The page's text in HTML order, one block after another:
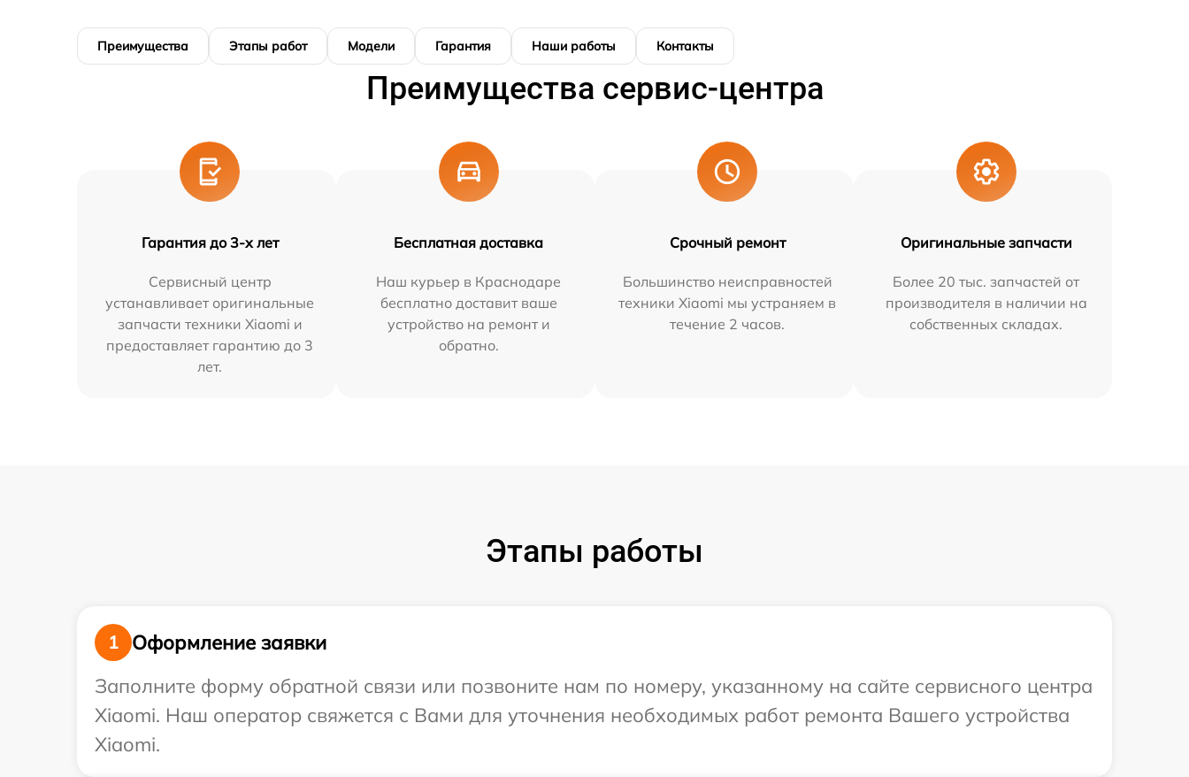
Преимущества Этапы работ Модели Гарантия Наши работы Контакты
Преимущества сервис-центра
Гарантия до 3-х лет
Сервисный центр
устанавливает оригинальные
запчасти техники Xiaomi и
предоставляет гарантию до 3
лет.
Бесплатная доставка
Наш курьер в Краснодаре
бесплатно доставит ваше
устройство на ремонт и
обратно.
Срочный ремонт
Большинство неисправностей
техники Xiaomi мы устраняем в
течение 2 часов.
Оригинальные запчасти
Более 20 тыс. запчастей от
производителя в наличии на
собственных складах.
Этапы работы
1
Оформление заявки
Заполните форму обратной связи или позвоните нам по номеру, указанному на сайте сервисного центра
Xiaomi. Наш оператор свяжется с Вами для уточнения необходимых работ ремонта Вашего устройства
Xiaomi.